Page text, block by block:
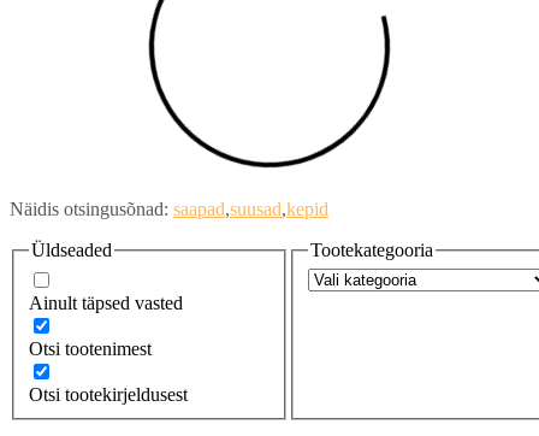
Näidis otsingusõnad: saapad suusad kepid
Üldseaded
Ainult täpsed vasted
Otsi tootenimest
Otsi tootekirjeldusest
Tootekategooria